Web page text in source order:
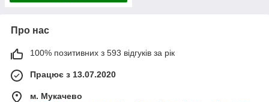
Про нас
100% позитивних з 593 відгуків за рік
Працює з 13.07.2020
м. Мукачево